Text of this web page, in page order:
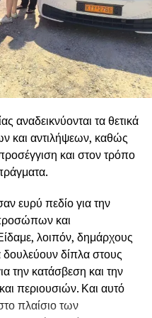
κάθε τρόπο να
των κυβερνήσεων και
ολοκληρωμένο
αφήνουν χωρίς
χρηματοδότηση
άπλετο χώρο
και εταιρείες.
των Δασαρχείων,
έργα πρόληψης, ώστε
καλοκαίρι αντιμέτωποι
καταστροφές.
αναδεικνύονται τα θετικά
και αντιλήψεων, καθώς
και στον τρόπο
ευρύ πεδίο για την
και
λοιπόν, δημάρχους
δουλεύουν δίπλα στους
την κατάσβεση και την
περιουσιών. Και αυτό
πλαίσιο των